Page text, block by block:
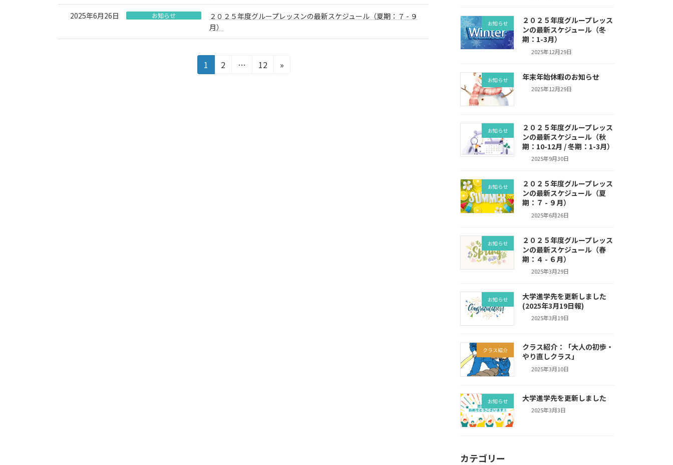
2025年6月26日 お知らせ
２０２５年度グループレッスンの最新スケジュール（夏期：７ - ９
月）
固
定
1
固
2 …
固
12 »
お知らせ
２０２５年度グループレッス
ンの最新スケジュール（冬
期：1-3月）
2025年12月29日
お知らせ 年末年始休暇のお知らせ
2025年12月29日
お知らせ
２０２５年度グループレッス
ンの最新スケジュール（秋
期：10-12月 / 冬期：1-3月）
2025年9月30日
お知らせ
２０２５年度グループレッス
ンの最新スケジュール（夏
期：７ - ９月）
2025年6月26日
お知らせ
２０２５年度グループレッス
ンの最新スケジュール（春
期：４ - ６月）
2025年3月29日
お知らせ
大学進学先を更新しました
(2025年3月19日報)
2025年3月19日
クラス紹介
クラス紹介：「大人の初歩・
やり直しクラス」
2025年3月10日
お知らせ 大学進学先を更新しました
2025年3月3日
カテゴリー